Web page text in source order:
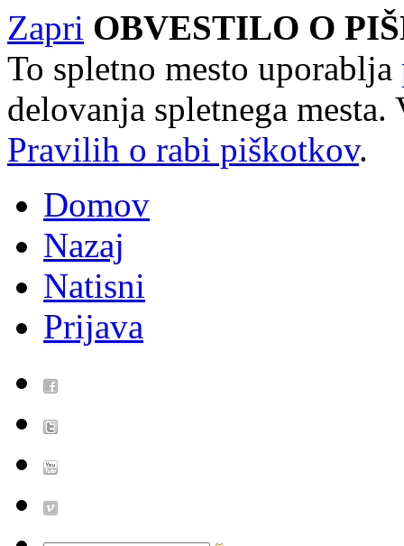
Zapri OBVESTILO O
To spletno mesto uporablja
delovanja spletnega
Pravilih o rabi piškotkov.
Domov
Nazaj
Natisni
Prijava